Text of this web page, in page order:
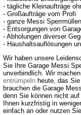
- tägliche Kleinaufträge
- Großaufträge vom Profi
- ganze Messi
- Entsorgungen von
- Abholungen diverser
- Haushaltsauflösungen
Wir haben unsere
Sie Ihre Garage Messi
unverbindlich. Wir
entrümpeln heute, das
brauchen die Garage
denn Sie können nicht
Ihnen kurzfristig in
einfach an oder nutzen